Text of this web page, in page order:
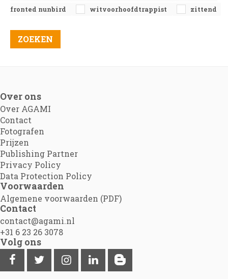
fronted nunbird
witvoorhoofdtrappist zittend
Over ons
Over AGAMI
Contact
Fotografen
Prijzen
Publishing Partner
Privacy Policy
Data Protection Policy
Voorwaarden
Algemene voorwaarden (PDF)
Contact
contact@agami.nl
+31 6 23 26 3078
Volg ons